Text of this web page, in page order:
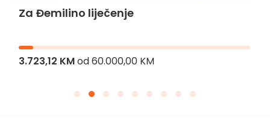
Za Đemilino liječenje
3.723,12 KMod60.000,00 KM